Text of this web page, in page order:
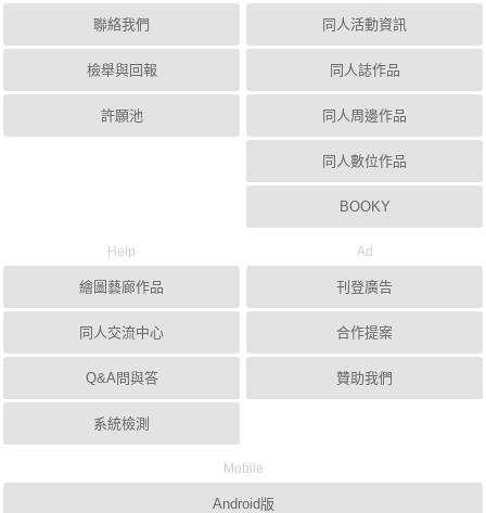
聯絡我們
檢舉與回報
許願池
同人活動資訊
同人誌作品
同人周邊作品
同人數位作品
BOOKY
Help
繪圖藝廊作品
同人交流中心
Q&A問與答
系統檢測
Ad
刊登廣告
合作提案
贊助我們
Mobile
Android版